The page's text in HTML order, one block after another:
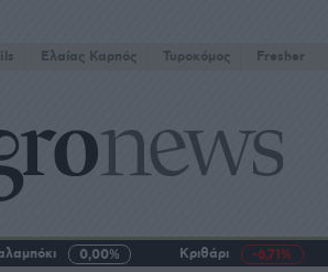
Eλαίας Καρπός Τυροκόμος Fresher
0,00% Κριθάρι -6,71%